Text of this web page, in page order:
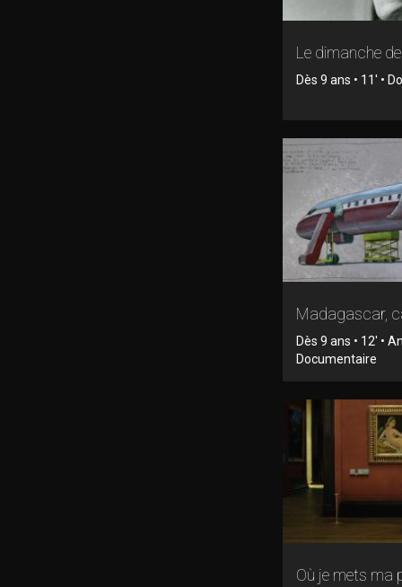
Le dimanche
Dès 9 ans • 11' •
Madagascar,
Dès 9 ans • 12' •
Documentaire
Où je mets ma